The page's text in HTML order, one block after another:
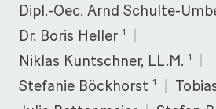
Dipl.-Oec. Arnd Schulte-
Dr. Boris Heller 1
Niklas Kuntschner, LL.M. 1
Stefanie Böckhorst 1